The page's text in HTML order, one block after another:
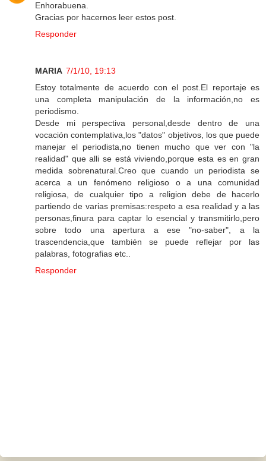
Enhorabuena.
Gracias por hacernos leer estos post.
Responder
MARIA 7/1/10, 19:13
Estoy totalmente de acuerdo con el post.El reportaje es
una completa manipulación de la información,no es
periodismo.
Desde mi perspectiva personal,desde dentro de una
vocación contemplativa,los "datos" objetivos, los que puede
manejar el periodista,no tienen mucho que ver con "la
realidad" que alli se está viviendo,porque esta es en gran
medida sobrenatural.Creo que cuando un periodista se
acerca a un fenómeno religioso o a una comunidad
religiosa, de cualquier tipo a religion debe de hacerlo
partiendo de varias premisas:respeto a esa realidad y a las
personas,finura para captar lo esencial y transmitirlo,pero
sobre todo una apertura a ese "no-saber", a la
trascendencia,que también se puede reflejar por las
palabras, fotografias etc..
Responder